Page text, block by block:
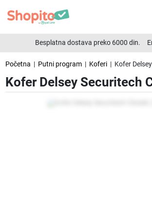
Besplatna dostava preko 6000 din.
Početna | Putni program| Koferi| Kofer Delsey
Kofer Delsey Securitech